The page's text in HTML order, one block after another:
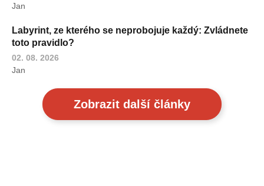
Jan
Labyrint, ze kterého se neprobojuje každý: Zvládnete
toto pravidlo?
02. 08. 2026
Jan
Zobrazit další články